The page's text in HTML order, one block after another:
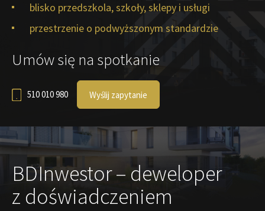
blisko przedszkola, szkoły, sklepy i usługi
przestrzenie o podwyższonym standardzie
Umów się na spotkanie
510 010 980 Wyślij zapytanie
BDInwestor – deweloper
z doświadczeniem